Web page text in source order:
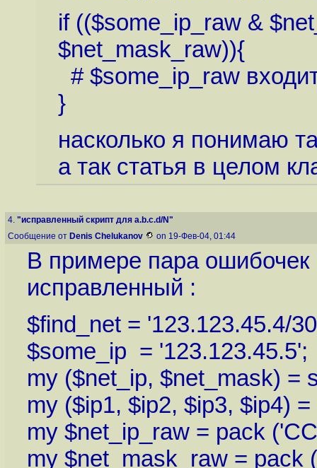
if (($some_ip_raw &
$net_mask_raw)){
# $some_ip_raw
}
насколько я понимаю
а так статья в целом
4. "исправленный скрипт для a.b.c.d/N"
Сообщение от Denis Chelukanov on 19-Фев-04, 01:44
В примере пара ошибочек
исправленный :
$find_net = '123.123.45.4/
$some_ip = '123.123.45.5';
my ($net_ip, $net_mask) =
my ($ip1, $ip2, $ip3, $ip4)
my $net_ip_raw = pack
my $net_mask_raw = pack